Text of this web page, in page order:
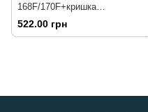
168F/170F+кришка
"різьба"+фільтр
522.00 грн